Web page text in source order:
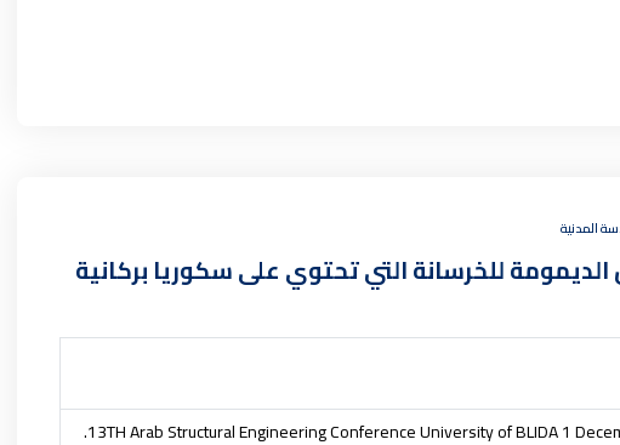
المدنية
للخرسانة التي تحتوي على سكوريا بركانية
13TH Arab Structural Engineering Conference University of BLIDA 1